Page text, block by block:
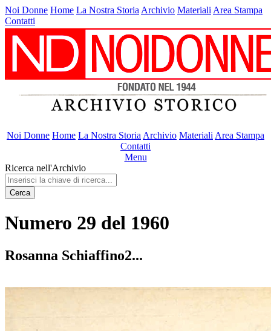
Noi Donne Home La Nostra Storia Archivio Materiali Area Stampa
Contatti
Noi Donne Home La Nostra Storia Archivio Materiali Area Stampa
Contatti
Menu
Ricerca nell'Archivio
Cerca
Numero 29 del 1960
Rosanna Schiaffino2...